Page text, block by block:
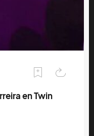
en Twin